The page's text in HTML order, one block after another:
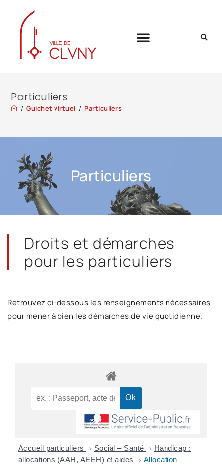
Particuliers
/ Guichet virtuel / Particuliers
Particuliers
Droits et démarches
pour les particuliers
Retrouvez ci-dessous les renseignements nécessaires
pour mener à bien les démarches de vie quotidienne.
Accueil particuliers > Social – Santé > Handicap :
allocations (AAH, AEEH) et aides
> Allocation